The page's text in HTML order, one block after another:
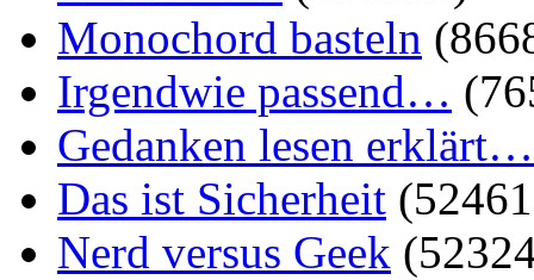
Monochord basteln
Irgendwie passend…
Gedanken lesen erklärt…
Das ist Sicherheit
Nerd versus Geek